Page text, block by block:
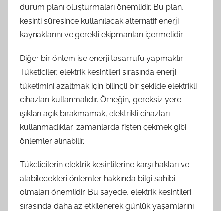
durum planı oluşturmaları önemlidir. Bu plan,
kesinti süresince kullanılacak alternatif enerji
kaynaklarını ve gerekli ekipmanları içermelidir.
Diğer bir önlem ise enerji tasarrufu yapmaktır.
Tüketiciler, elektrik kesintileri sırasında enerji
tüketimini azaltmak için bilinçli bir şekilde elektrikli
cihazları kullanmalıdır. Örneğin, gereksiz yere
ışıkları açık bırakmamak, elektrikli cihazları
kullanmadıkları zamanlarda fişten çekmek gibi
önlemler alınabilir.
Tüketicilerin elektrik kesintilerine karşı hakları ve
alabilecekleri önlemler hakkında bilgi sahibi
olmaları önemlidir. Bu sayede, elektrik kesintileri
sırasında daha az etkilenerek günlük yaşamlarını